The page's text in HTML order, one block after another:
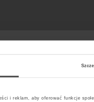
i reklam, aby oferować funkcje